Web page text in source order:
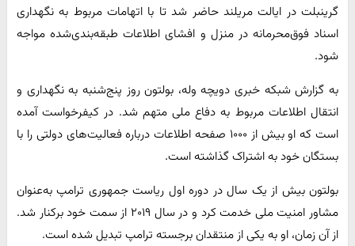
گرینبلت در ایالت مریلند حاضر شد تا با اتهامات مربوط به نگهداری
اسناد فوق‌محرمانه در منزل و افشای اطلاعات طبقه‌بندی‌شده مواجه
شود.
به گزارش شبکه خبری دویچه وله، بولتون روز پنج‌شنبه به نگهداری و
انتقال اطلاعات مربوط به دفاع ملی متهم شد. در کیفرخواست آمده
است که او بیش از ۱۰۰۰ صفحه اطلاعات درباره فعالیت‌های دولتی را با
بستگان خود به اشتراک گذاشته است.
بولتون بیش از یک سال در دوره اول ریاست‌ جمهوری ترامپ به‌عنوان
مشاور امنیت ملی خدمت کرد و در سال ۲۰۱۹ از سمت خود برکنار شد.
از آن زمان، او به یکی از منتقدان برجسته ترامپ تبدیل شده است.